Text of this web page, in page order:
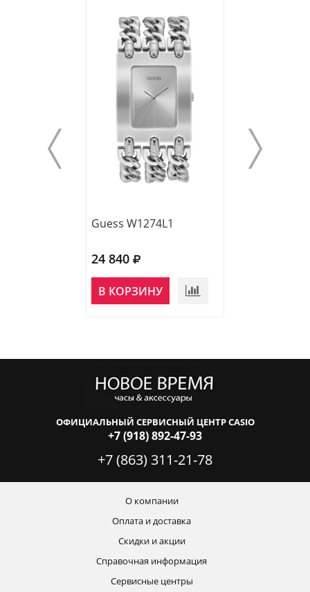
Guess W1274L1
24 840
В КОРЗИНУ
ОФИЦИАЛЬНЫЙ СЕРВИСНЫЙ ЦЕНТР CASIO
+7 (918) 892-47-93
+7 (863) 311-21-78
О компании
Оплата и доставка
Скидки и акции
Справочная информация
Сервисные центры